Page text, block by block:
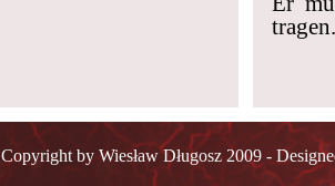
tragen.
Copyright by Wiesław Długosz 2009 -